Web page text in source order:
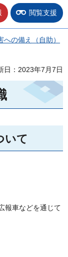
閲覧支援
の備え（自助）
日：2023年7月7日
いて
報車などを通じて